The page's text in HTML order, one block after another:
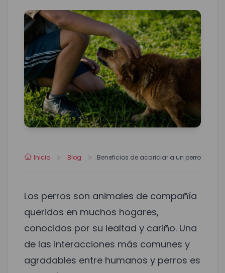
Inicio Blog Beneficios de acariciar a un perro
Los perros son animales de compañía
queridos en muchos hogares,
conocidos por su lealtad y cariño. Una
de las interacciones más comunes y
agradables entre humanos y perros es